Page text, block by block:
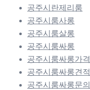
공주시란제리룸
공주시룸사롱
공주시룸살롱
공주시룸싸롱
공주시룸싸롱가격
공주시룸싸롱견적
공주시룸싸롱문의